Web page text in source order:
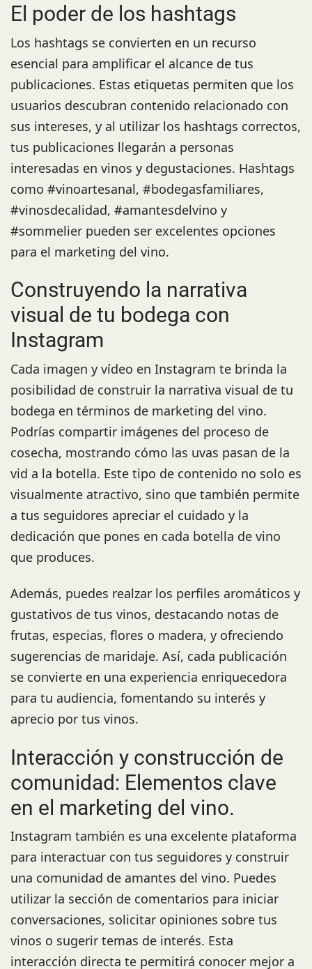
El poder de los hashtags
Los hashtags se convierten en un recurso
esencial para amplificar el alcance de tus
publicaciones. Estas etiquetas permiten que los
usuarios descubran contenido relacionado con
sus intereses, y al utilizar los hashtags correctos,
tus publicaciones llegarán a personas
interesadas en vinos y degustaciones. Hashtags
como #vinoartesanal, #bodegasfamiliares,
#vinosdecalidad, #amantesdelvino y
#sommelier pueden ser excelentes opciones
para el marketing del vino.
Construyendo la narrativa
visual de tu bodega con
Instagram
Cada imagen y vídeo en Instagram te brinda la
posibilidad de construir la narrativa visual de tu
bodega en términos de marketing del vino.
Podrías compartir imágenes del proceso de
cosecha, mostrando cómo las uvas pasan de la
vid a la botella. Este tipo de contenido no solo es
visualmente atractivo, sino que también permite
a tus seguidores apreciar el cuidado y la
dedicación que pones en cada botella de vino
que produces.
Además, puedes realzar los perfiles aromáticos y
gustativos de tus vinos, destacando notas de
frutas, especias, flores o madera, y ofreciendo
sugerencias de maridaje. Así, cada publicación
se convierte en una experiencia enriquecedora
para tu audiencia, fomentando su interés y
aprecio por tus vinos.
Interacción y construcción de
comunidad: Elementos clave
en el marketing del vino.
Instagram también es una excelente plataforma
para interactuar con tus seguidores y construir
una comunidad de amantes del vino. Puedes
utilizar la sección de comentarios para iniciar
conversaciones, solicitar opiniones sobre tus
vinos o sugerir temas de interés. Esta
interacción directa te permitirá conocer mejor a